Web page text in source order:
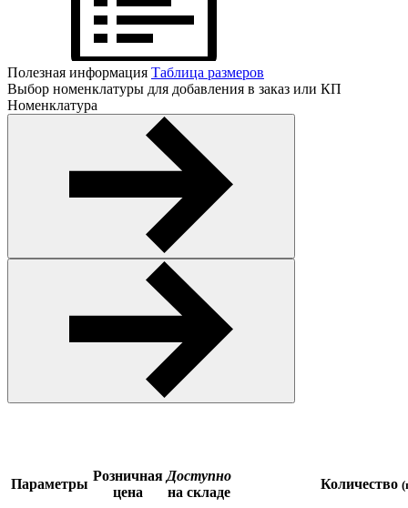
Полезная информация Таблица размеров
Выбор номенклатуры для добавления в заказ или КП
Номенклатура
Параметры
Розничная
цена
Доступно
на складе
Количество